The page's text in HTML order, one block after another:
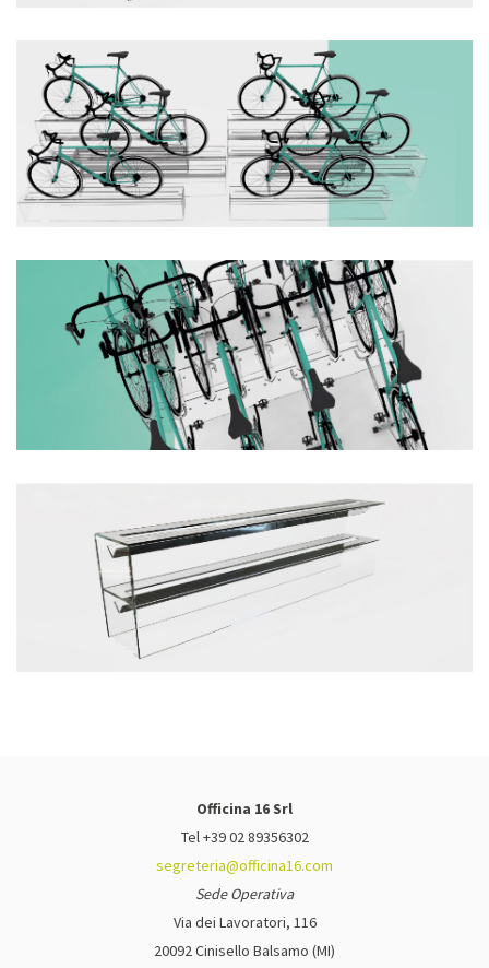
Officina 16 Srl
Tel +39 02 89356302
segreteria@officina16.com
Sede Operativa
Via dei Lavoratori, 116
20092 Cinisello Balsamo (MI)